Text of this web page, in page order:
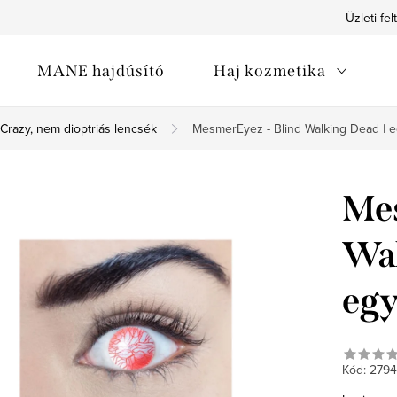
Üzleti
MANE hajdúsító Haj kozmetika
Crazy, nem dioptriás lencsék MesmerEyez - Blind Walking Dead |
Kód: